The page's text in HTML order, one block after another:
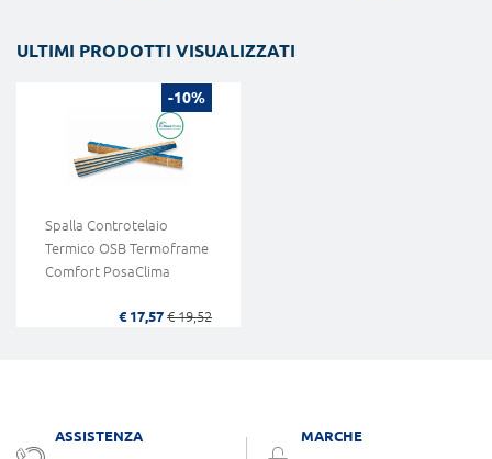
ULTIMI PRODOTTI VISUALIZZATI
-10%
Spalla Controtelaio
Termico OSB Termoframe
Comfort PosaClima
€ 17,57 € 19,52
ASSISTENZA MARCHE